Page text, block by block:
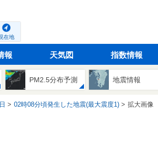
在地
報 天気図 指数情報
PM2.5分布予測 地震情報
02時08分頃発生した地震(最大震度1) 拡大画像